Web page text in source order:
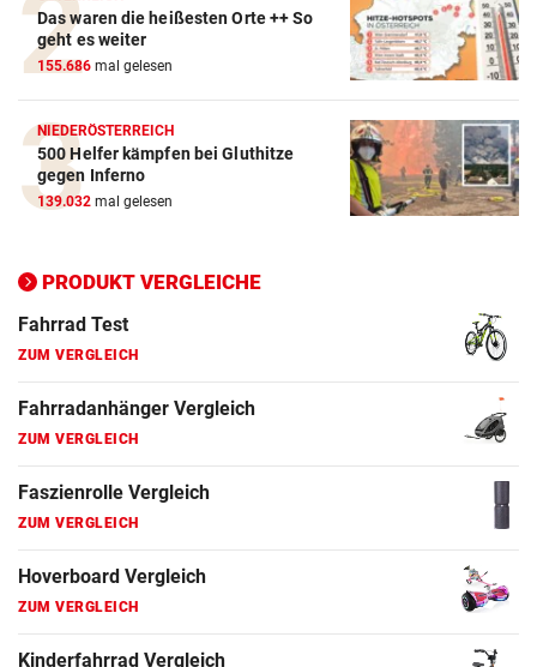
Das waren die heißesten Orte ++ So
geht es weiter
155.686 mal gelesen
NIEDERÖSTERREICH
500 Helfer kämpfen bei Gluthitze
gegen Inferno
139.032 mal gelesen
PRODUKT VERGLEICHE
ZUM VERGLEICH
E-Bike Vergleich
ZUM VERGLEICH
Elektro-Scooter Vergleich
ZUM VERGLEICH
ZUM VERGLEICH
Fahrrad Test
ZUM VERGLEICH
Fahrradanhänger Vergleich
ZUM VERGLEICH
Faszienrolle Vergleich
ZUM VERGLEICH
Hoverboard Vergleich
ZUM VERGLEICH
Kinderfahrrad Vergleich